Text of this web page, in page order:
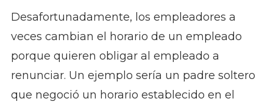
Desafortunadamente, los empleadores a
veces cambian el horario de un empleado
porque quieren obligar al empleado a
renunciar. Un ejemplo sería un padre soltero
que negoció un horario establecido en el